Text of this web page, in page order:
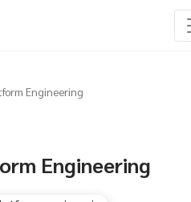
Engineering
Engineering